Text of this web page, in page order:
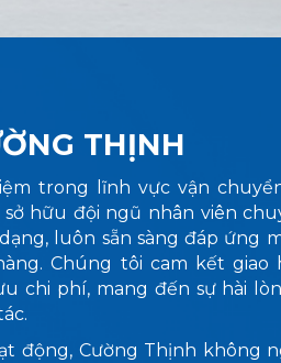
THỊNH
trong lĩnh vực vận
sở hữu đội ngũ nhân viên
luôn sẵn sàng đáp ứng
Chúng tôi cam kết giao
chi phí, mang đến sự hài
động, Cường Thịnh không